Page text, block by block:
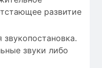
развитие
звуки либо